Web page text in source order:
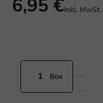
6,95 €Inkl. MwSt.
Box